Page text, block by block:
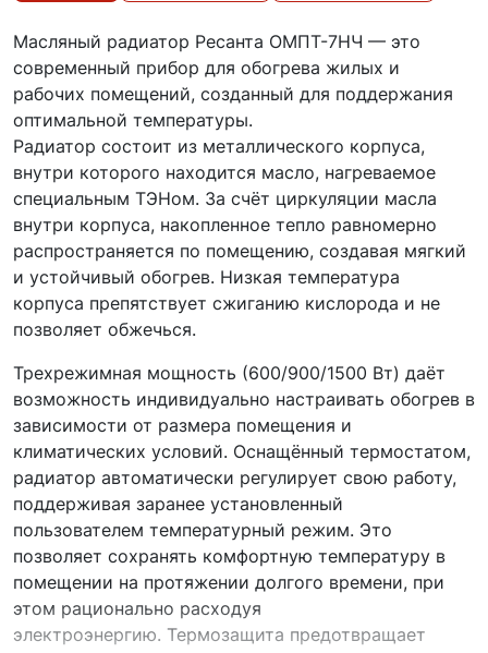
Масляный радиатор Ресанта ОМПТ-7НЧ — это
современный прибор для обогрева жилых и
рабочих помещений, созданный для поддержания
оптимальной температуры.
Радиатор состоит из металлического корпуса,
внутри которого находится масло, нагреваемое
специальным ТЭНом. За счёт циркуляции масла
внутри корпуса, накопленное тепло равномерно
распространяется по помещению, создавая мягкий
и устойчивый обогрев. Низкая температура
корпуса препятствует сжиганию кислорода и не
позволяет обжечься.
Трехрежимная мощность (600/900/1500 Вт) даёт
возможность индивидуально настраивать обогрев в
зависимости от размера помещения и
климатических условий. Оснащённый термостатом,
радиатор автоматически регулирует свою работу,
поддерживая заранее установленный
пользователем температурный режим. Это
позволяет сохранять комфортную температуру в
помещении на протяжении долгого времени, при
этом рационально расходуя
электроэнергию. Термозащита предотвращает